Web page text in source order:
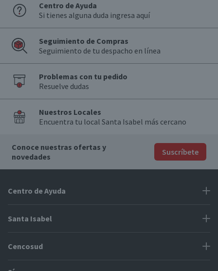
Centro de Ayuda
Si tienes alguna duda ingresa aquí
Seguimiento de Compras
Seguimiento de tu despacho en línea
Problemas con tu pedido
Resuelve dudas
Nuestros Locales
Encuentra tu local Santa Isabel más cercano
Conoce nuestras ofertas y
novedades
Suscríbete
Centro de Ayuda
Problemas con tu pedido
Cómo modificar mis datos
Santa Isabel
Proveedores
Cencosud